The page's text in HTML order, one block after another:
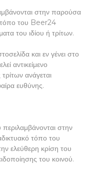
στην παρούσα
τόπο του Beer24
του ιδίου ή τρίτων.
και εν γένει στο
αντικείμενο
ανάγεται
ευθύνης.
στην
τόπο του
ελεύθερη κρίση του
του κοινού.